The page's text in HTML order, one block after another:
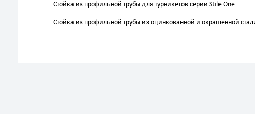
Стойка из профильной трубы для турникетов серии Stile One
Стойка из профильной трубы из оцинкованной и окрашенной